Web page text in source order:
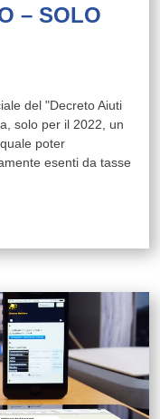
– SOLO
del "Decreto Aiuti
solo per il 2022, un
poter
esenti da tasse